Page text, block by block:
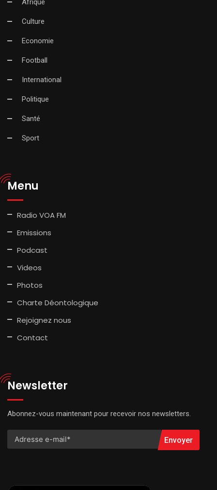
Afrique
Culture
Economie
Football
International
Politique
Santé
Sport
Menu
Radio VOA FM
Emissions
Podcast
Videos
Photos
Charte Déontologique
Rejoignez nous
Contact
Newsletter
Abonnez-vous maintenant pour recevoir nos newsletters.
Envoyer